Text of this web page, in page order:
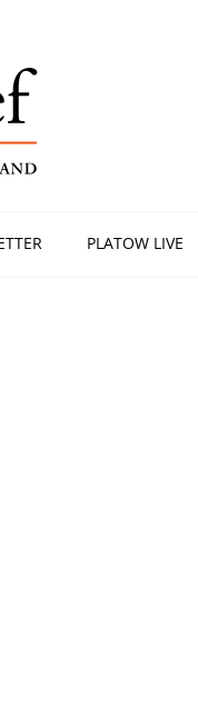
PLATOW LIVE